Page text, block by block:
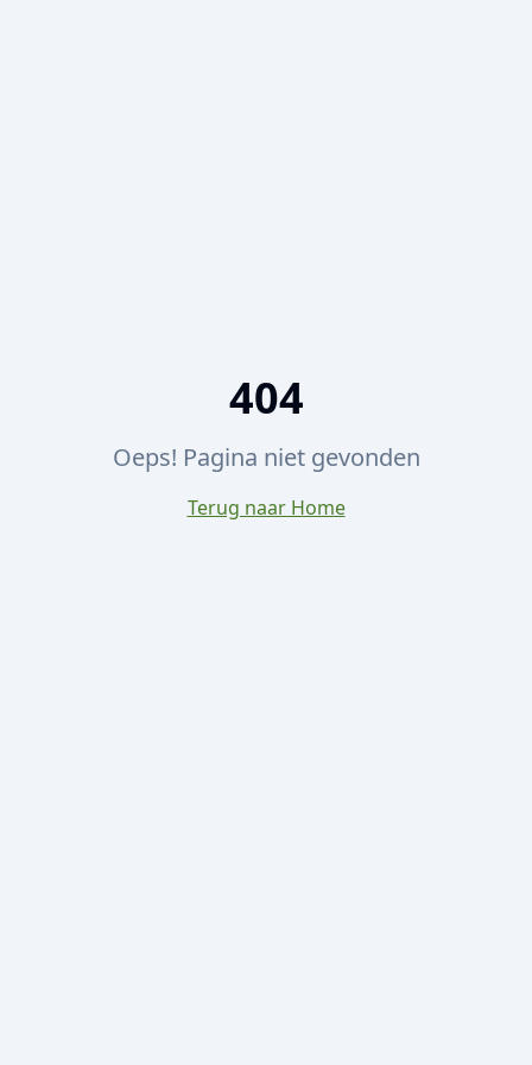
404
Oeps! Pagina niet gevonden
Terug naar Home